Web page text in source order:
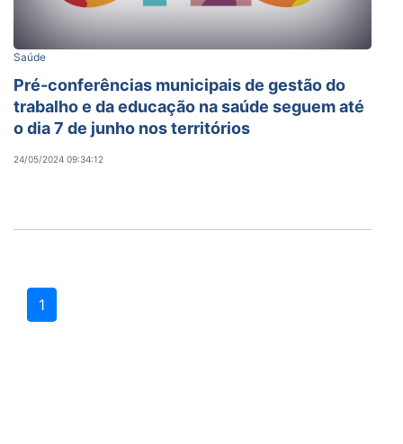
Saúde
Pré-conferências municipais de gestão do
trabalho e da educação na saúde seguem até
o dia 7 de junho nos territórios
24/05/2024 09:34:12
1